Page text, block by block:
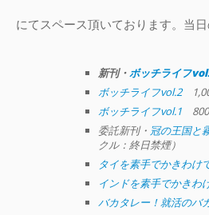
にてスペース頂いております。当
新刊・ボッチライフ
ボッチライフvol.2
ボッチライフvol.1
委託新刊・ 冠の王国と
クル：終日禁煙）
タイを素手でかきわけ
インドを素手でかきわ
バカタレー！就活のバ